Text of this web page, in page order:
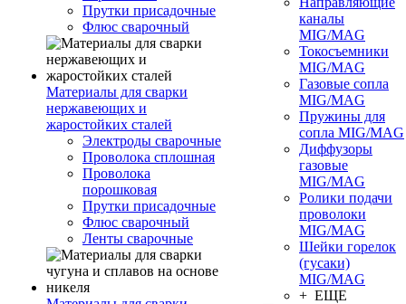
Прутки присадочные
Флюс сварочный
Материалы для сварки
нержавеющих и
жаростойких сталей
Электроды сварочные
Проволока сплошная
Проволока
порошковая
Прутки присадочные
Флюс сварочный
Ленты сварочные
каналы
MIG/MAG
Токосъемники
MIG/MAG
Газовые сопла
MIG/MAG
Пружины для
сопла MIG/MAG
Диффузоры
газовые
MIG/MAG
Ролики подачи
проволоки
MIG/MAG
Шейки горелок
(гусаки)
MIG/MAG
+ ЕЩЕ